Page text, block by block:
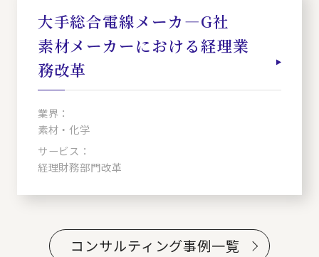
大手総合電線メーカ―G社
素材メーカーにおける経理業
務改革
業界：
素材・化学
サービス：
経理財務部門改革
コンサルティング事例一覧